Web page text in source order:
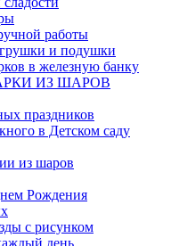
работы
и подушки
в железную банку
ИЗ ШАРОВ
праздников
в Детском саду
из шаров
Рождения
с рисунком
день